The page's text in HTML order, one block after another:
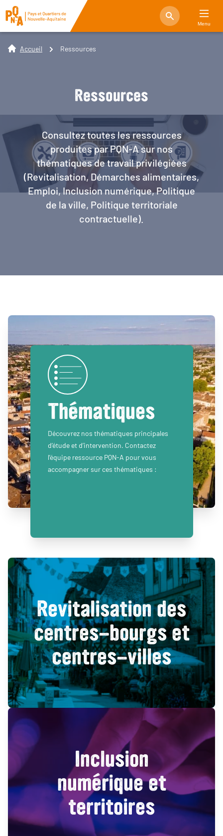
Menu
Accueil Ressources
Ressources
Consultez toutes les ressources
produites par PQN-A sur nos
thématiques de travail privilégiées
(Revitalisation, Démarches alimentaires,
Emploi, Inclusion numérique, Politique
de la ville, Politique territoriale
contractuelle).
Thématiques
Découvrez nos thématiques principales
d’étude et d’intervention. Contactez
l’équipe ressource PQN-A pour vous
accompagner sur ces thématiques :
Revitalisation des
centres-bourgs et
centres-villes
Inclusion
numérique et
territoires